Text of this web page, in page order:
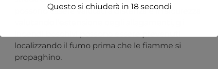
possono essere valutati a distanza e in sicurezza
localizzando il fumo prima che le fiamme si
propaghino.
Questo si chiuderà in 18secondi